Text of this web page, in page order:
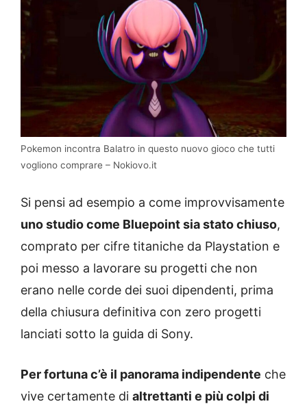
Pokemon incontra Balatro in questo nuovo gioco che tutti
vogliono comprare – Nokiovo.it
Si pensi ad esempio a come improvvisamente
uno studio come Bluepoint sia stato chiuso,
comprato per cifre titaniche da Playstation e
poi messo a lavorare su progetti che non
erano nelle corde dei suoi dipendenti, prima
della chiusura definitiva con zero progetti
lanciati sotto la guida di Sony.
Per fortuna c’è il panorama indipendente che
vive certamente di altrettanti e più colpi di